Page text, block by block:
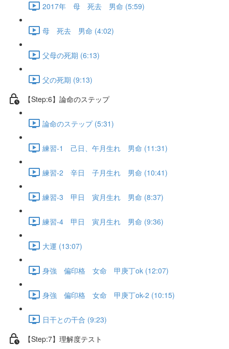
2017年 母 死去 男命 (5:59)
母 死去 男命 (4:02)
父母の死期 (6:13)
父の死期 (9:13)
【Step:6】論命のステップ
論命のステップ (5:31)
練習-1 己日、午月生れ 男命 (11:31)
練習-2 辛日 子月生れ 男命 (10:41)
練習-3 甲日 寅月生れ 男命 (8:37)
練習-4 甲日 寅月生れ 男命 (9:36)
大運 (13:07)
身強 偏印格 女命 甲庚丁ok (12:07)
身強 偏印格 女命 甲庚丁ok-2 (10:15)
日干との干合 (9:23)
【Step:7】理解度テスト